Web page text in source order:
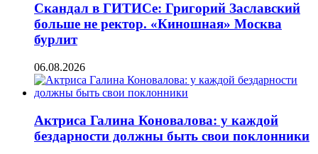
Скандал в ГИТИСе: Григорий Заславский
больше не ректор. «Киношная» Москва
бурлит
06.08.2026
Актриса Галина Коновалова: у каждой
бездарности должны быть свои поклонники